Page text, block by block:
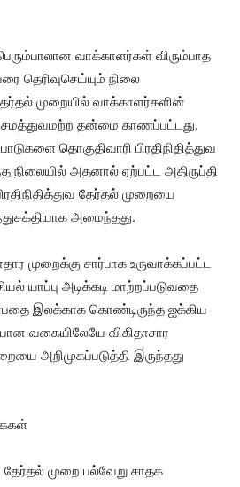
வாக்காளர்கள் விரும்பாத
தெரிவுசெய்யும் நிலை
முறையில் வாக்காளர்களின்
சமத்துவமற்ற தன்மை காணப்பட்டது.
தொகுதிவாரி பிரதிநிதித்துவ
நிலையில் அதனால் ஏற்பட்ட அதிருப்தி
தேர்தல் முறையை
அமைந்தது.
முறைக்கு சார்பாக உருவாக்கப்பட்ட
யாப்பு அடிக்கடி மாற்றப்படுவதை
இலக்காக கொண்டிருந்த ஐக்கிய
வகையிலேயே விகிதாசார
அறிமுகப்படுத்தி இருந்தது
தேர்தல் முறை பல்வேறு சாதக